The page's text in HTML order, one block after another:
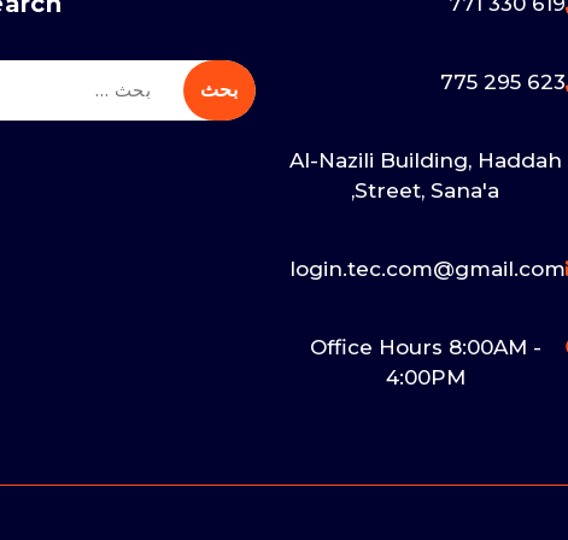
623 295 775
Al-Nazili Building, Haddah
Street, Sana'a,
login.tec.com@gmail.com
Office Hours 8:00AM -
4:00PM